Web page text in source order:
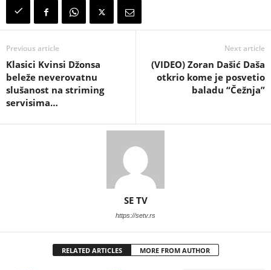
Previous article
Klasici Kvinsi Džonsa
beleže neverovatnu
slušanost na striming
servisima…
Next article
(VIDEO) Zoran Dašić Daša
otkrio kome je posvetio
baladu “Čežnja”
SE TV
https://setv.rs
RELATED ARTICLES MORE FROM AUTHOR